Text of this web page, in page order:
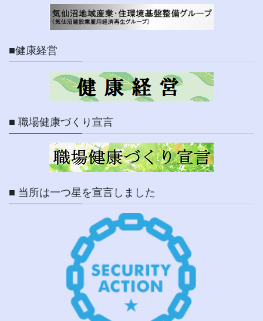
■健康経営
■ 職場健康づくり宣言
■ 当所は一つ星を宣言しました